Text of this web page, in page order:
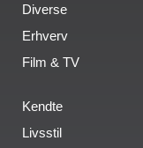
Diverse
Erhverv
Film & TV
Kendte
Livsstil